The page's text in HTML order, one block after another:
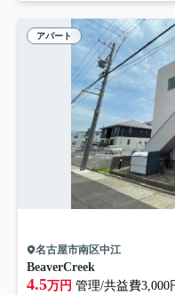
アパート
名古屋市南区中江
BeaverCreek
4.5万円 管理/共益費3,000